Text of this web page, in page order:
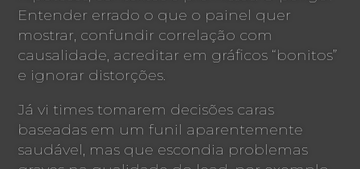
Entender errado o que o painel quer
mostrar, confundir correlação com
causalidade, acreditar em gráficos “bonitos”
e ignorar distorções.
Já vi times tomarem decisões caras
baseadas em um funil aparentemente
saudável, mas que escondia problemas